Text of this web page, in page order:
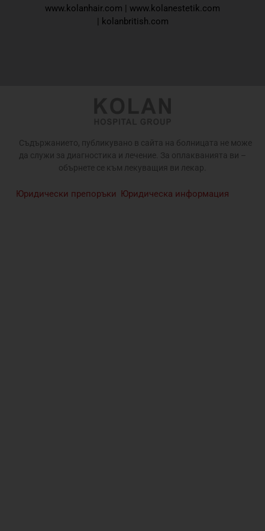
www.kolanhair.com | www.kolanestetik.com
| kolanbritish.com
Съдържанието, публикувано в сайта на болницата не може
да служи за диагностика и лечение. За оплакванията ви –
обърнете се към лекуващия ви лекар.
Юридически препоръки Юридическа информация